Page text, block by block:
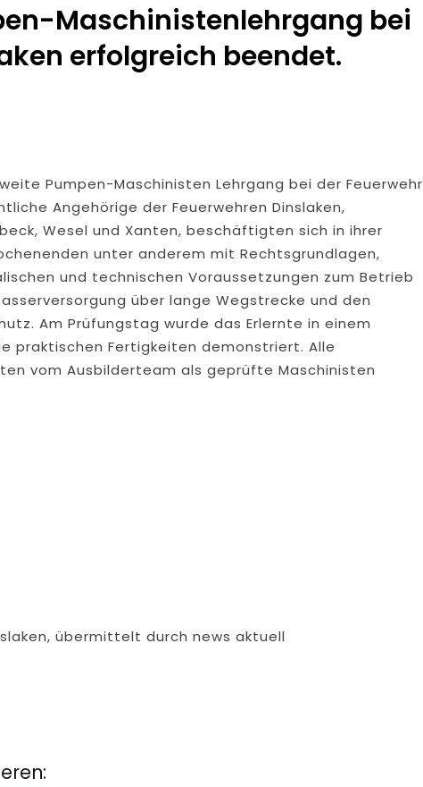
Maschinistenlehrgang bei
erfolgreich beendet.
Pumpen-Maschinisten Lehrgang bei der Feuerwehr
Angehörige der Feuerwehren Dinslaken,
Wesel und Xanten, beschäftigten sich in ihrer
unter anderem mit Rechtsgrundlagen,
und technischen Voraussetzungen zum Betrieb
über lange Wegstrecke und den
Am Prüfungstag wurde das Erlernte in einem
praktischen Fertigkeiten demonstriert. Alle
vom Ausbilderteam als geprüfte Maschinisten
übermittelt durch news aktuell